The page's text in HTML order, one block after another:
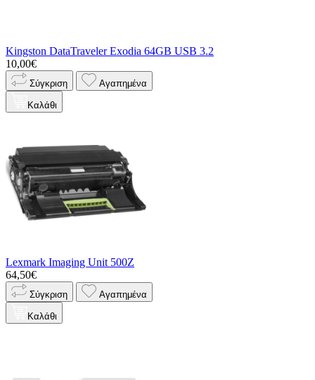
Kingston DataTraveler Exodia 64GB USB 3.2
10,00€
Σύγκριση Αγαπημένα
Καλάθι
Lexmark Imaging Unit 500Z
64,50€
Σύγκριση Αγαπημένα
Καλάθι